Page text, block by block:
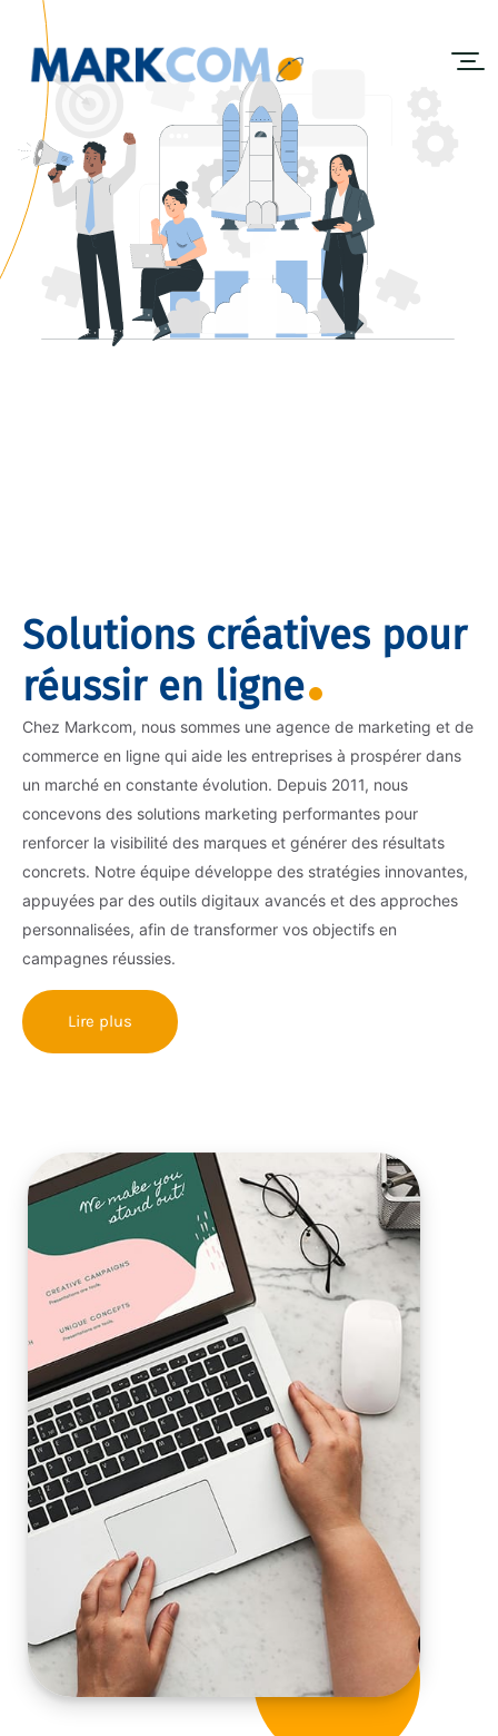
Solutions créatives pour
réussir en ligne
Chez Markcom, nous sommes une agence de marketing et de
commerce en ligne qui aide les entreprises à prospérer dans
un marché en constante évolution. Depuis 2011, nous
concevons des solutions marketing performantes pour
renforcer la visibilité des marques et générer des résultats
concrets. Notre équipe développe des stratégies innovantes,
appuyées par des outils digitaux avancés et des approches
personnalisées, afin de transformer vos objectifs en
campagnes réussies.
Lire plus